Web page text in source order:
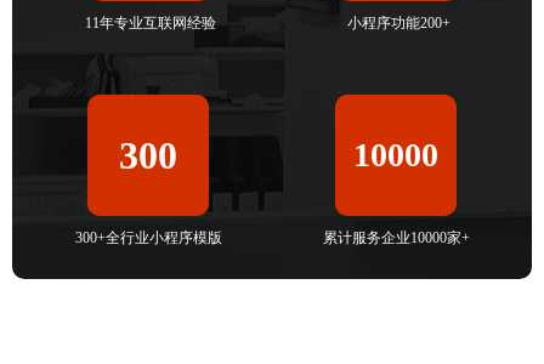
11年专业互联网经验 小程序功能200+
300
300+全行业小程序模版
10000
累计服务企业10000家+